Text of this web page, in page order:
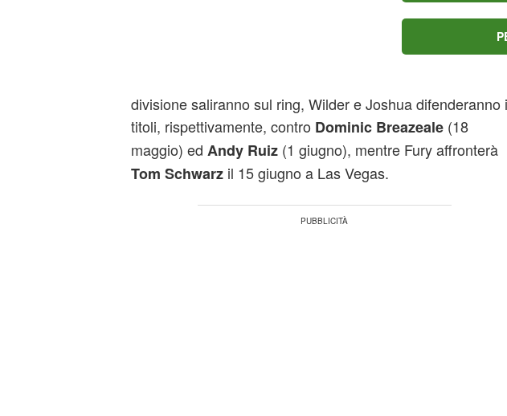
, ma
WBCdetenuto da
divisione saliranno sul ring, Wilder e Joshua difenderanno i
titoli, rispettivamente, contro Dominic Breazeale(18
maggio) ed Andy Ruiz(1 giugno), mentre Fury affronterà
Tom Schwarzil 15 giugno a Las Vegas.